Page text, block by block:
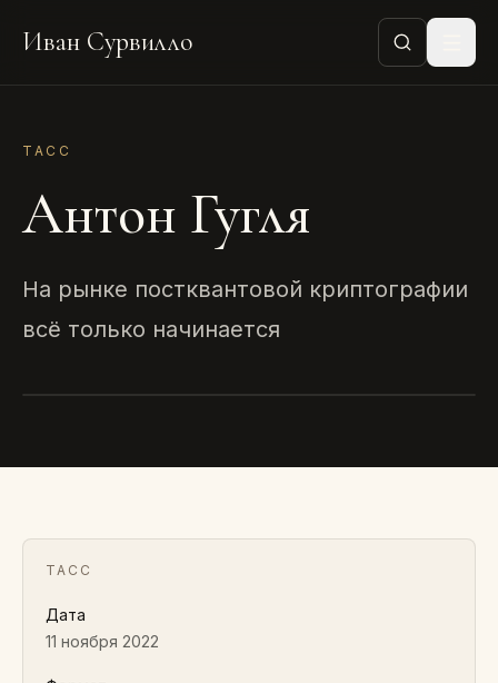
Иван Сурвилло
ТАСС
Антон Гугля
На рынке постквантовой криптографии
всё только начинается
ТАСС
Дата
11 ноября 2022